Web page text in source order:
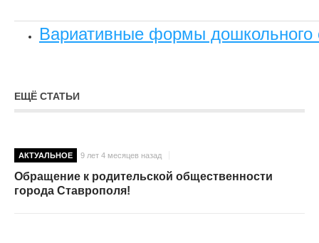
Вариативные формы дошкольного
ЕЩЁ СТАТЬИ
АКТУАЛЬНОЕ 9 лет 4 месяцев назад
Обращение к родительской общественности
города Ставрополя!